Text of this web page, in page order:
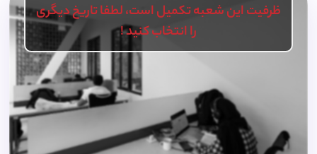
ظرفیت این شعبه تکمیل است، لطفا تاریخ دیگری
را انتخاب کنید !